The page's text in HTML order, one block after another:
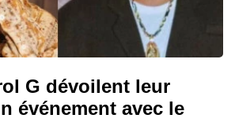
G dévoilent leur
événement avec le